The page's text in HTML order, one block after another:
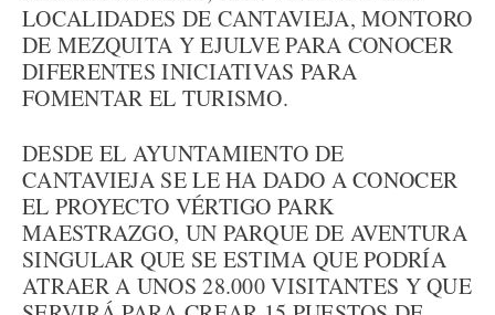
LOCALIDADES DE CANTAVIEJA, MONTORO
DE MEZQUITA Y EJULVE PARA CONOCER
DIFERENTES INICIATIVAS PARA
FOMENTAR EL TURISMO.
DESDE EL AYUNTAMIENTO DE
CANTAVIEJA SE LE HA DADO A CONOCER
EL PROYECTO VÉRTIGO PARK
MAESTRAZGO, UN PARQUE DE AVENTURA
SINGULAR QUE SE ESTIMA QUE PODRÍA
ATRAER A UNOS 28.000 VISITANTES Y QUE